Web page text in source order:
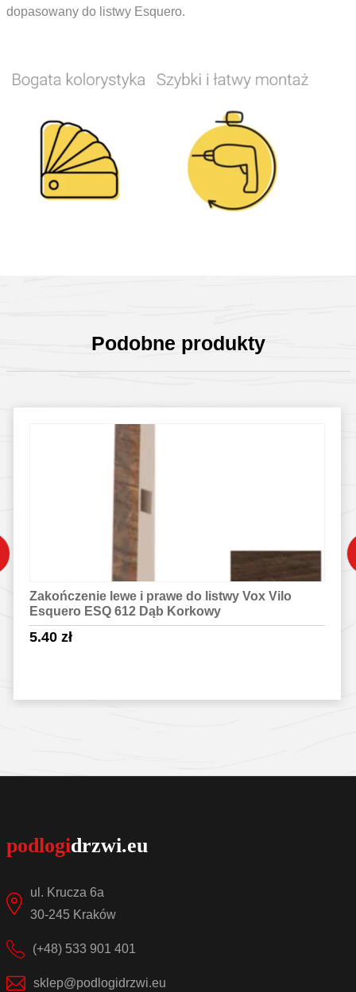
dopasowany do listwy Esquero.
Podobne produkty
Zakończenie lewe i prawe do listwy Vox Vilo
Esquero ESQ 612 Dąb Korkowy
5.40 zł
ul. Krucza 6a
30-245 Kraków
(+48) 533 901 401
sklep@podlogidrzwi.eu